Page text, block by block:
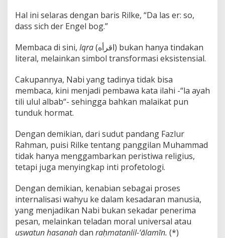
Hal ini selaras dengan baris Rilke, “Da las er: so,
dass sich der Engel bog.”
Membaca di sini, Iqra(اقرأه) bukan hanya tindakan
literal, melainkan simbol transformasi eksistensial.
Cakupannya, Nabi yang tadinya tidak bisa
membaca, kini menjadi pembawa kata ilahi -“la ayah
tili ulul albab“- sehingga bahkan malaikat pun
tunduk hormat.
Dengan demikian, dari sudut pandang Fazlur
Rahman, puisi Rilke tentang panggilan Muhammad
tidak hanya menggambarkan peristiwa religius,
tetapi juga menyingkap inti profetologi.
Dengan demikian, kenabian sebagai proses
internalisasi wahyu ke dalam kesadaran manusia,
yang menjadikan Nabi bukan sekadar penerima
pesan, melainkan teladan moral universal atau
uswatun hasanahdan raḥmatanlil-‘ālamīn. (*)